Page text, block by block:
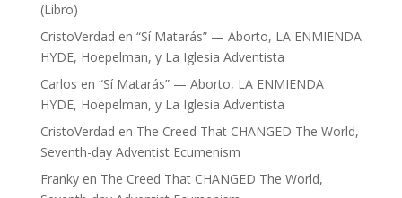
(Libro)
CristoVerdad en “Sí Matarás” — Aborto, LA ENMIENDA
HYDE, Hoepelman, y La Iglesia Adventista
Carlos en “Sí Matarás” — Aborto, LA ENMIENDA
HYDE, Hoepelman, y La Iglesia Adventista
CristoVerdad en The Creed That CHANGED The World,
Seventh-day Adventist Ecumenism
Frankyen The Creed That CHANGED The World,